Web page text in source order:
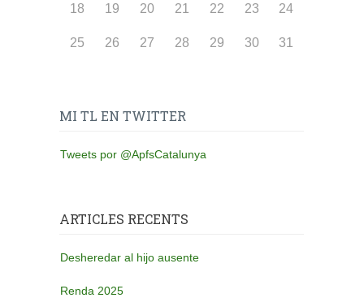
18 19 20 21 22 23 24
25 26 27 28 29 30 31
MI TL EN TWITTER
Tweets por @ApfsCatalunya
ARTICLES RECENTS
Desheredar al hijo ausente
Renda 2025